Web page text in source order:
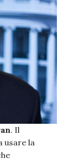
. Il
usare la